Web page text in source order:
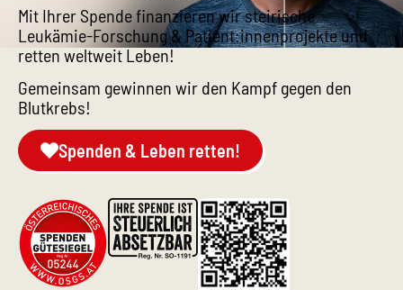
Mit Ihrer Spende finanzieren wir steirische
Leukämie-Forschung & Patient:innenprojekte und
retten weltweit Leben!
Gemeinsam gewinnen wir den Kampf gegen den
Blutkrebs!
Spenden & Leben retten!